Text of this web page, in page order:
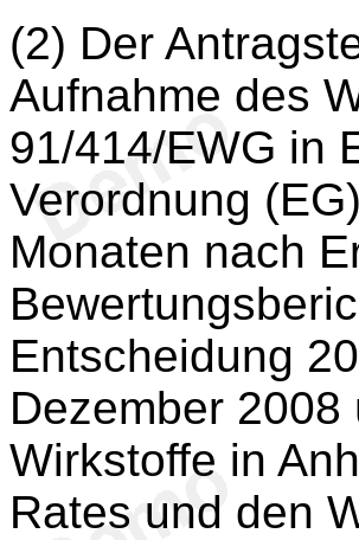
(2) Der
Aufnahme des
91/414/EWG in
Verordnung
Monaten nach
Entscheidung
Dezember
Wirkstoffe in
Rates und den